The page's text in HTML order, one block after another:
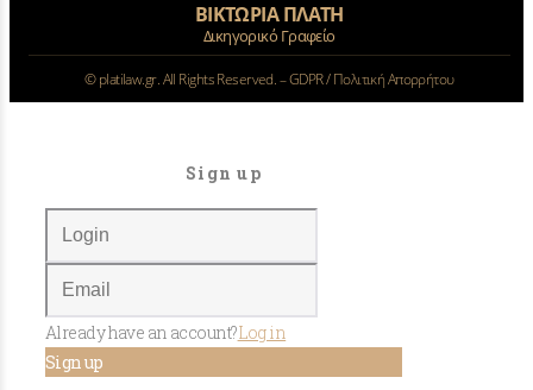
ΒΙΚΤΩΡΙΑ ΠΛΑΤΗ
Δικηγορικό Γραφείο
©platilaw.gr. All Rights Reserved. –GDPR / Πολιτική Απορρήτου
Sign up
Already have an account?Log in
Sign up